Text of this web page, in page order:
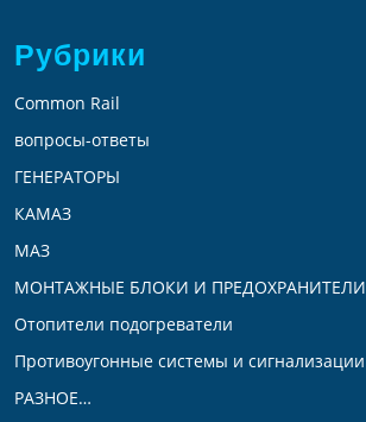
Рубрики
Common Rail
вопросы-ответы
ГЕНЕРАТОРЫ
КАМАЗ
МАЗ
МОНТАЖНЫЕ БЛОКИ И ПРЕДОХРАНИТЕЛИ
Отопители подогреватели
Противоугонные системы и сигнализации
РАЗНОЕ…